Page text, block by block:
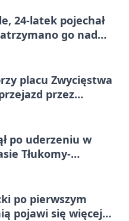
24-latek pojechał
go nad
placu Zwycięstwa
przez
po uderzeniu w
Tłukomy-
po pierwszym
pojawi się więcej